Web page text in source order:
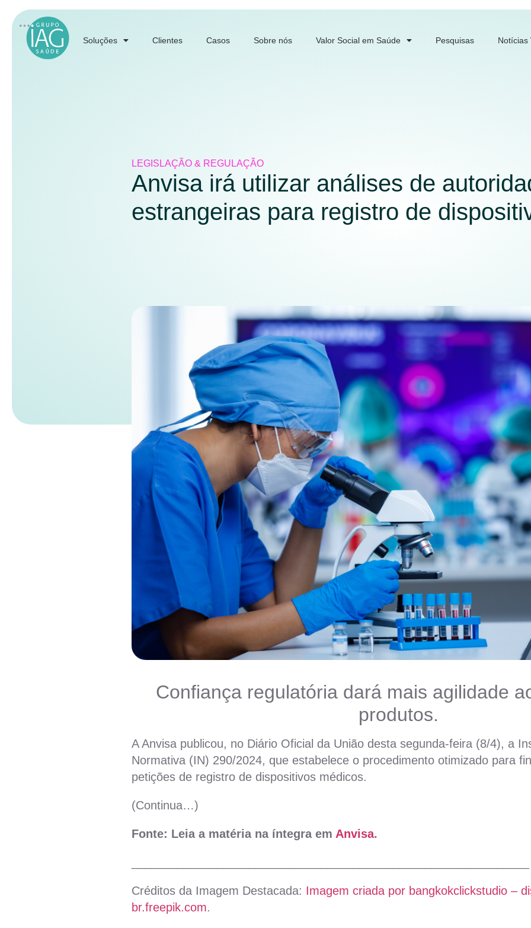
Soluções Clientes Casos Sobre nós Valor Social em Saúde Pesquisas Notícias
LEGISLAÇÃO & REGULAÇÃO
Anvisa irá utilizar análises de
estrangeiras para registro de
Confiança regulatória dará mais agilidade
produtos.
A Anvisa publicou, no Diário Oficial da União desta segunda-feira (8/4), a
Normativa (IN) 290/2024, que estabelece o procedimento otimizado para
petições de registro de dispositivos médicos.
(Continua…)
Fonte: Leia a matéria na íntegra em Anvisa.
Créditos da Imagem Destacada: Imagem criada por bangkokclickstudio –
br.freepik.com.